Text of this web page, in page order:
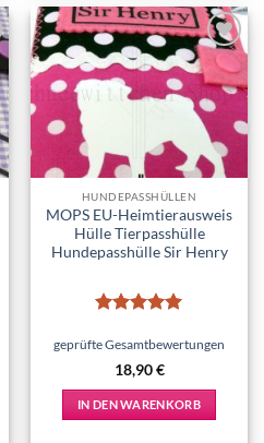
Add to
wishlist
HUNDEPASSHÜLLEN
MOPS EU-Heimtierausweis
Hülle Tierpasshülle
Hundepasshülle Sir Henry
mit5von
geprüfte Gesamtbewertungen
18,90€
IN DEN WARENKORB